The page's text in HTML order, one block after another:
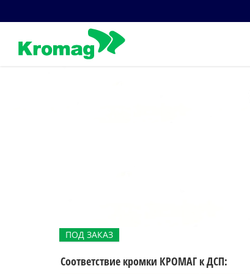
to
ПОД ЗАКАЗ
Соответствие кромки КРОМАГ к ДСП: